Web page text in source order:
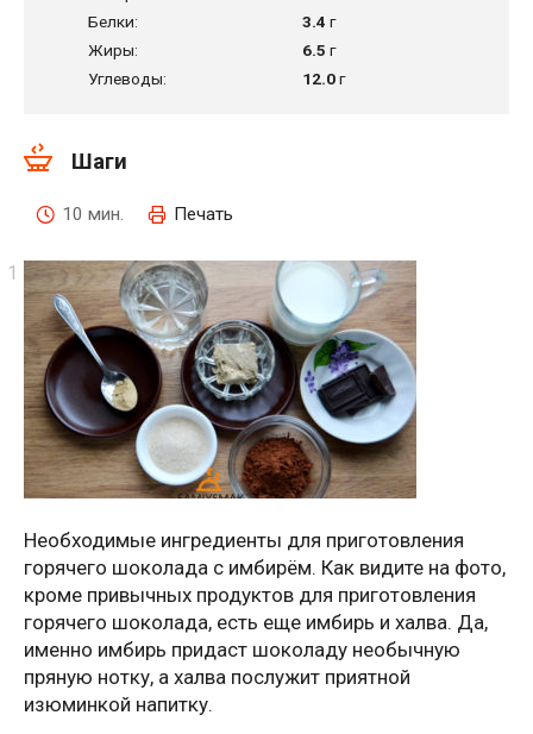
Белки:
3.4 г
Жиры:
6.5 г
Углеводы:
12.0г
Шаги
10 мин. Печать
Необходимые ингредиенты для приготовления
горячего шоколада с имбирём. Как видите на фото,
кроме привычных продуктов для приготовления
горячего шоколада, есть еще имбирь и халва. Да,
именно имбирь придаст шоколаду необычную
пряную нотку, а халва послужит приятной
изюминкой напитку.